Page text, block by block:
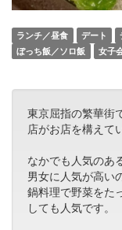
ランチ／昼食 デート
ぼっち飯／ソロ飯
女子
東京屈指の繁華街
店がお店を構えて
なかでも人気のあ
男女に人気が高い
鍋料理で野菜をた
しても人気です。